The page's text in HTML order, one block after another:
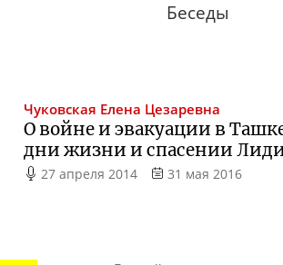
Беседы
Чуковская Елена Цезаревна
О войне и эвакуации в
дни жизни и спасении
27 апреля 2014 31 мая 2016